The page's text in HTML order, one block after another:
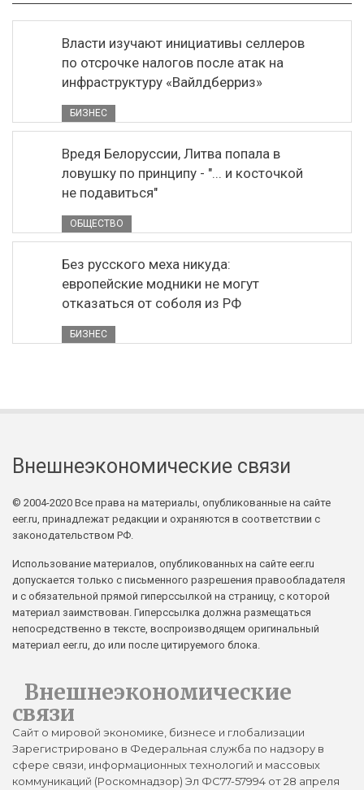
Власти изучают инициативы селлеров
по отсрочке налогов после атак на
инфраструктуру «Вайлдберриз»
БИЗНЕС
Вредя Белоруссии, Литва попала в
ловушку по принципу - "... и косточкой
не подавиться"
ОБЩЕСТВО
Без русского меха никуда:
европейские модники не могут
отказаться от соболя из РФ
БИЗНЕС
Внешнеэкономические связи
© 2004-2020 Все права на материалы, опубликованные на сайте
eer.ru, принадлежат редакции и охраняются в соответствии с
законодательством РФ.
Использование материалов, опубликованных на сайте eer.ru
допускается только с письменного разрешения правообладателя
и с обязательной прямой гиперссылкой на страницу, с которой
материал заимствован. Гиперссылка должна размещаться
непосредственно в тексте, воспроизводящем оригинальный
материал eer.ru, до или после цитируемого блока.
Внешнеэкономические
связи
Сайт о мировой экономике, бизнесе и глобализации
Зарегистрировано в Федеральная служба по надзору в
сфере связи, информационных технологий и массовых
коммуникаций (Роскомнадзор) Эл ФС77-57994 от 28 апреля